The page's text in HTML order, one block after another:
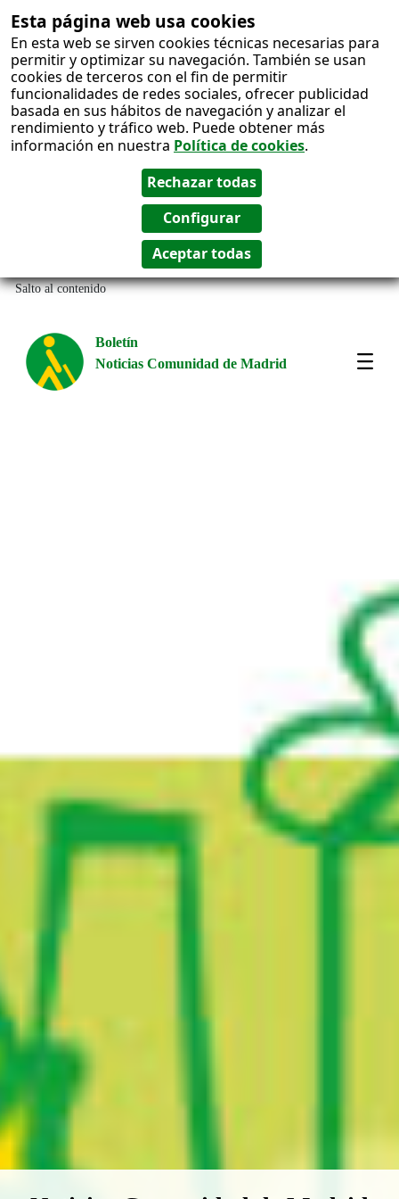
Esta página web usa cookies
En esta web se sirven cookies técnicas necesarias para
permitir y optimizar su navegación. También se usan
cookies de terceros con el fin de permitir
funcionalidades de redes sociales, ofrecer publicidad
basada en sus hábitos de navegación y analizar el
rendimiento y tráfico web. Puede obtener más
información en nuestra Política de cookies.
Salto al contenido
Boletín
Noticias Comunidad de Madrid